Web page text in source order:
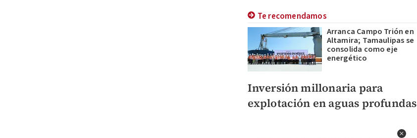
Te recomendamos
Arranca Campo Trión en
Altamira; Tamaulipas se
consolida como eje
energético
Inversión millonaria para
explotación en aguas profundas